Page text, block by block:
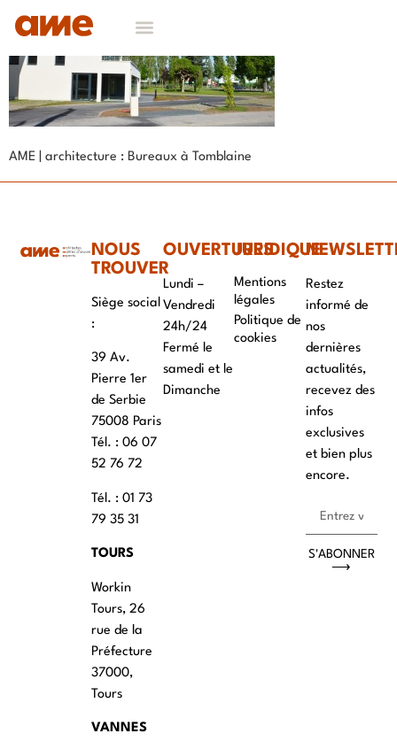
AME | architecture : Bureaux à Tomblaine
NOUS
TROUVER
Siège social
:
39 Av.
Pierre 1er
de Serbie
75008 Paris
Tél. : ‭06 07
52 76 72
Tél. : 01 73
79 35 31
TOURS
Workin
Tours, 26
rue de la
Préfecture
37000,
Tours
VANNES
OUVERTURES
Lundi –
Vendredi
24h/24
Fermé le
samedi et le
Dimanche
JURIDIQUE
Mentions
légales
Politique de
cookies
Restez
informé de
nos
dernières
actualités,
recevez des
infos
exclusives
et bien plus
encore.
S'ABONNER
⟶